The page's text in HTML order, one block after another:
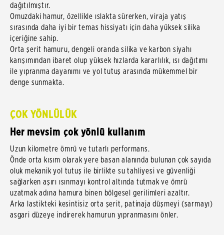
dağıtılmıştır.
Omuzdaki hamur, özellikle ıslakta sürerken, viraja yatış
sırasında daha iyi bir temas hissiyatı için daha yüksek silika
içeriğine sahip.
Orta şerit hamuru, dengeli oranda silika ve karbon siyahı
karışımından ibaret olup yüksek hızlarda kararlılık, ısı dağıtımı
ile yıpranma dayanımı ve yol tutuş arasında mükemmel bir
denge sunmakta.
ÇOK YÖNLÜLÜK
Her mevsim çok yönlü kullanım
Uzun kilometre ömrü ve tutarlı performans.
Önde orta kısım olarak yere basan alanında bulunan çok sayıda
oluk mekanik yol tutuş ile birlikte su tahliyesi ve güvenliği
sağlarken aşırı ısınmayı kontrol altında tutmak ve ömrü
uzatmak adına hamura binen bölgesel gerilimleri azaltır.
Arka lastikteki kesintisiz orta şerit, patinaja düşmeyi (sarmayı)
asgari düzeye indirerek hamurun yıpranmasını önler.